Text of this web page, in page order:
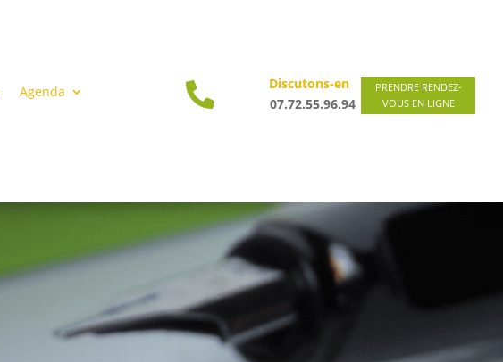
Agenda

Discutons-en
07.72.55.96.94
PRENDRE RENDEZ-
VOUS EN LIGNE